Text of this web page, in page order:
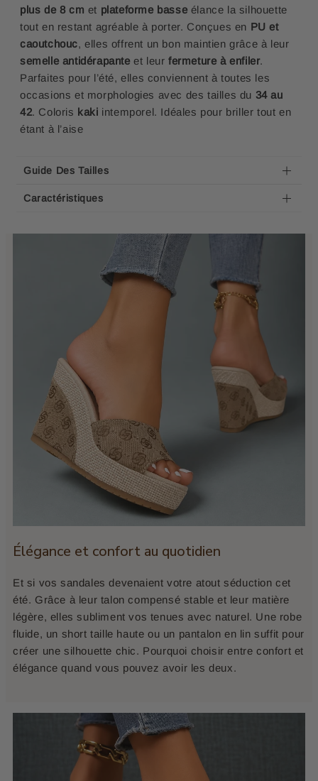
plus de 8 cm et plateforme basse élance la silhouette
tout en restant agréable à porter. Conçues en PU et
caoutchouc, elles offrent un bon maintien grâce à leur
semelle antidérapante et leurfermeture à enfiler.
Parfaites pour l’été, elles conviennent à toutes les
occasions et morphologies avec des tailles du 34 au
42. Coloris kaki intemporel. Idéales pour briller tout en
étant à l’aise
Guide Des Tailles
Caractéristiques
Élégance et confort au quotidien
Et si vos sandales devenaient votre atout séduction cet
été. Grâce à leur talon compensé stable et leur matière
légère, elles subliment vos tenues avec naturel. Une robe
fluide, un short taille haute ou un pantalon en lin suffit pour
créer une silhouette chic. Pourquoi choisir entre confort et
élégance quand vous pouvez avoir les deux.